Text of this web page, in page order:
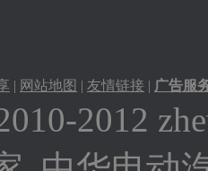
| 网站地图 | 友情链接 | 广告服
2012